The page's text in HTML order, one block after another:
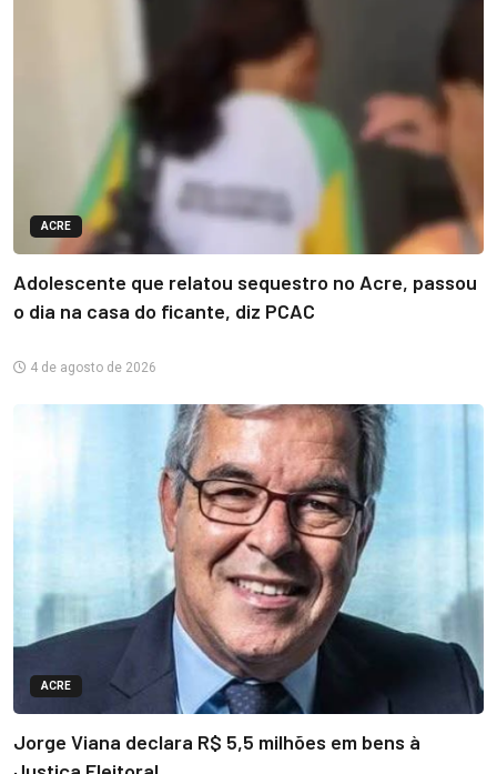
ACRE
Adolescente que relatou sequestro no Acre, passou
o dia na casa do ficante, diz PCAC
4 de agosto de 2026
ACRE
Jorge Viana declara R$ 5,5 milhões em bens à